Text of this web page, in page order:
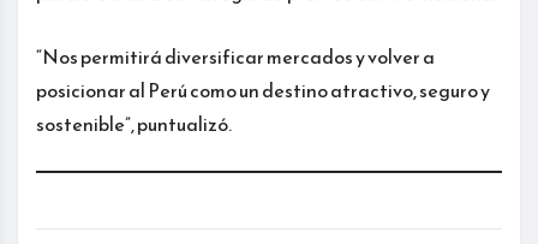
“Nos permitirá diversificar mercados y volver a
posicionar al Perú como un destino atractivo, seguro y
sostenible”, puntualizó.